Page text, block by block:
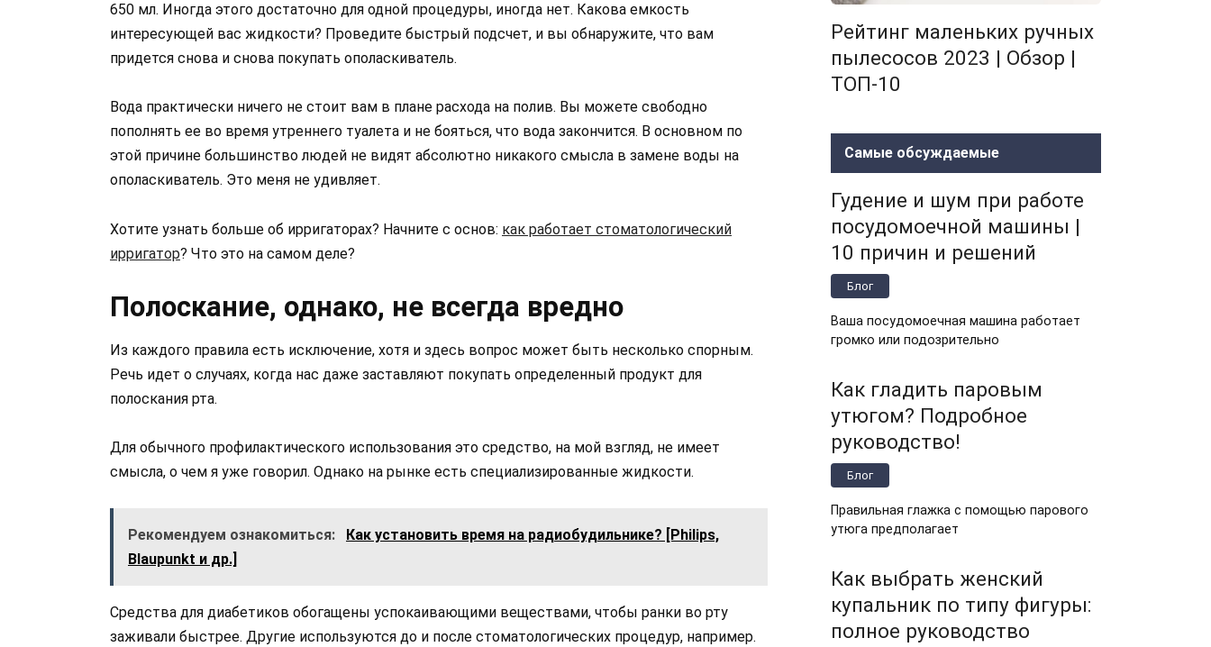
650 мл. Иногда этого достаточно для одной процедуры, иногда нет. Какова емкость
интересующей вас жидкости? Проведите быстрый подсчет, и вы обнаружите, что вам
придется снова и снова покупать ополаскиватель.
Вода практически ничего не стоит вам в плане расхода на полив. Вы можете свободно
пополнять ее во время утреннего туалета и не бояться, что вода закончится. В основном по
этой причине большинство людей не видят абсолютно никакого смысла в замене воды на
ополаскиватель. Это меня не удивляет.
Хотите узнать больше об ирригаторах? Начните с основ: как работает стоматологический
ирригатор? Что это на самом деле?
Полоскание, однако, не всегда вредно
Из каждого правила есть исключение, хотя и здесь вопрос может быть несколько спорным.
Речь идет о случаях, когда нас даже заставляют покупать определенный продукт для
полоскания рта.
Для обычного профилактического использования это средство, на мой взгляд, не имеет
смысла, о чем я уже говорил. Однако на рынке есть специализированные жидкости.
Рекомендуем ознакомиться:
Как установить время на радиобудильнике? [Philips,
Blaupunkt и др.]
Средства для диабетиков обогащены успокаивающими веществами, чтобы ранки во рту
заживали быстрее. Другие используются до и после стоматологических процедур, например.
Рейтинг маленьких ручных
пылесосов 2023 | Обзор |
ТОП-10
Самые обсуждаемые
Гудение и шум при работе
посудомоечной машины |
10 причин и решений
Блог
Ваша посудомоечная машина работает
громко или подозрительно
Как гладить паровым
утюгом? Подробное
руководство!
Блог
Правильная глажка с помощью парового
утюга предполагает
Как выбрать женский
купальник по типу фигуры:
полное руководство